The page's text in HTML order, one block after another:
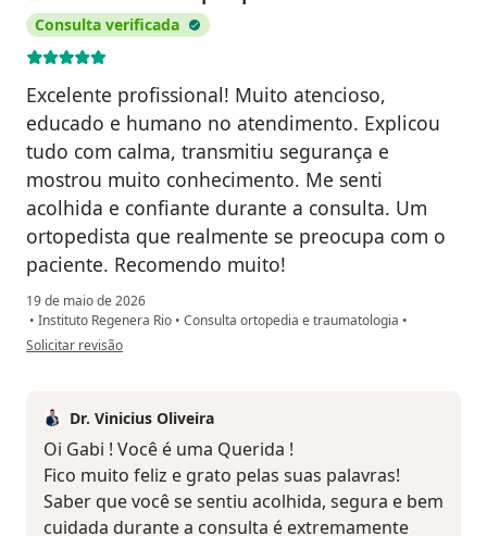
Consulta verificada
Excelente profissional! Muito atencioso,
educado e humano no atendimento. Explicou
tudo com calma, transmitiu segurança e
mostrou muito conhecimento. Me senti
acolhida e confiante durante a consulta. Um
ortopedista que realmente se preocupa com o
paciente. Recomendo muito!
19 de maio de 2026
• Instituto Regenera Rio • Consulta ortopedia e traumatologia •
na opinião do utilizador Gabriela de Albuquerque Alves farias
Solicitar revisão
Dr. Vinicius Oliveira
Oi Gabi ! Você é uma Querida !
Fico muito feliz e grato pelas suas palavras!
Saber que você se sentiu acolhida, segura e bem
cuidada durante a consulta é extremamente